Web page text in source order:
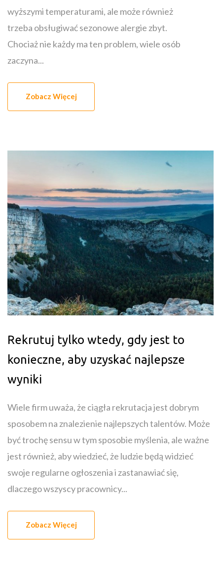
wyższymi temperaturami, ale może również
trzeba obsługiwać sezonowe alergie zbyt.
Chociaż nie każdy ma ten problem, wiele osób
zaczyna...
Zobacz Więcej
Rekrutuj tylko wtedy, gdy jest to
konieczne, aby uzyskać najlepsze
wyniki
Wiele firm uważa, że ciągła rekrutacja jest dobrym
sposobem na znalezienie najlepszych talentów. Może
być trochę sensu w tym sposobie myślenia, ale ważne
jest również, aby wiedzieć, że ludzie będą widzieć
swoje regularne ogłoszenia i zastanawiać się,
dlaczego wszyscy pracownicy...
Zobacz Więcej